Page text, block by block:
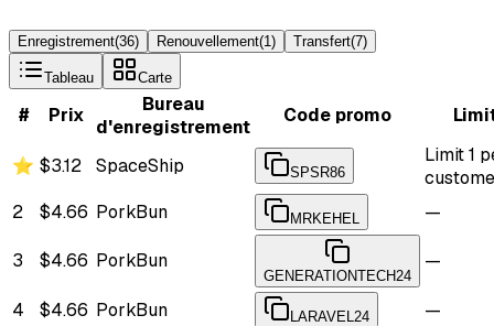
Enregistrement(36) Renouvellement(1) Transfert(7)
Tableau Carte
# Prix
Bureau
d'enregistrement
Code promo
⭐ $3.12 SpaceShip SPSR86
Limit 1
2
$4.66 PorkBun MRKEHEL —
3 $4.66 PorkBun
GENERATIONTECH24
—
4 $4.66 PorkBun LARAVEL24 —